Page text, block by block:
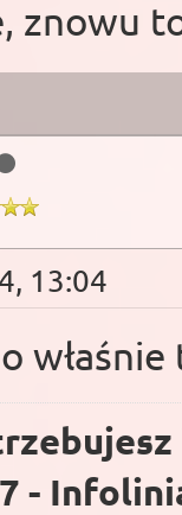
znowu
13:04
-